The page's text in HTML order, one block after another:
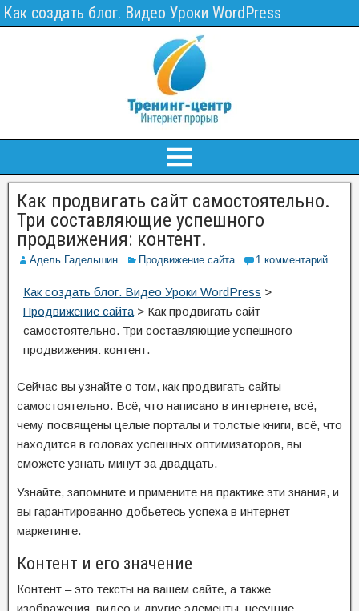
Как создать блог. Видео Уроки WordPress
Как продвигать сайт самостоятельно.
Три составляющие успешного
продвижения: контент.
Адель Гадельшин Продвижение сайта 1 комментарий
Как создать блог. Видео Уроки WordPress >
Продвижение сайта > Как продвигать сайт
самостоятельно. Три составляющие успешного
продвижения: контент.
Сейчас вы узнайте о том, как продвигать сайты
самостоятельно. Всё, что написано в интернете, всё,
чему посвящены целые порталы и толстые книги, всё, что
находится в головах успешных оптимизаторов, вы
сможете узнать минут за двадцать.
Узнайте, запомните и примените на практике эти знания, и
вы гарантированно добьётесь успеха в интернет
маркетинге.
Контент и его значение
Контент – это тексты на вашем сайте, а также
изображения, видео и другие элементы, несущие